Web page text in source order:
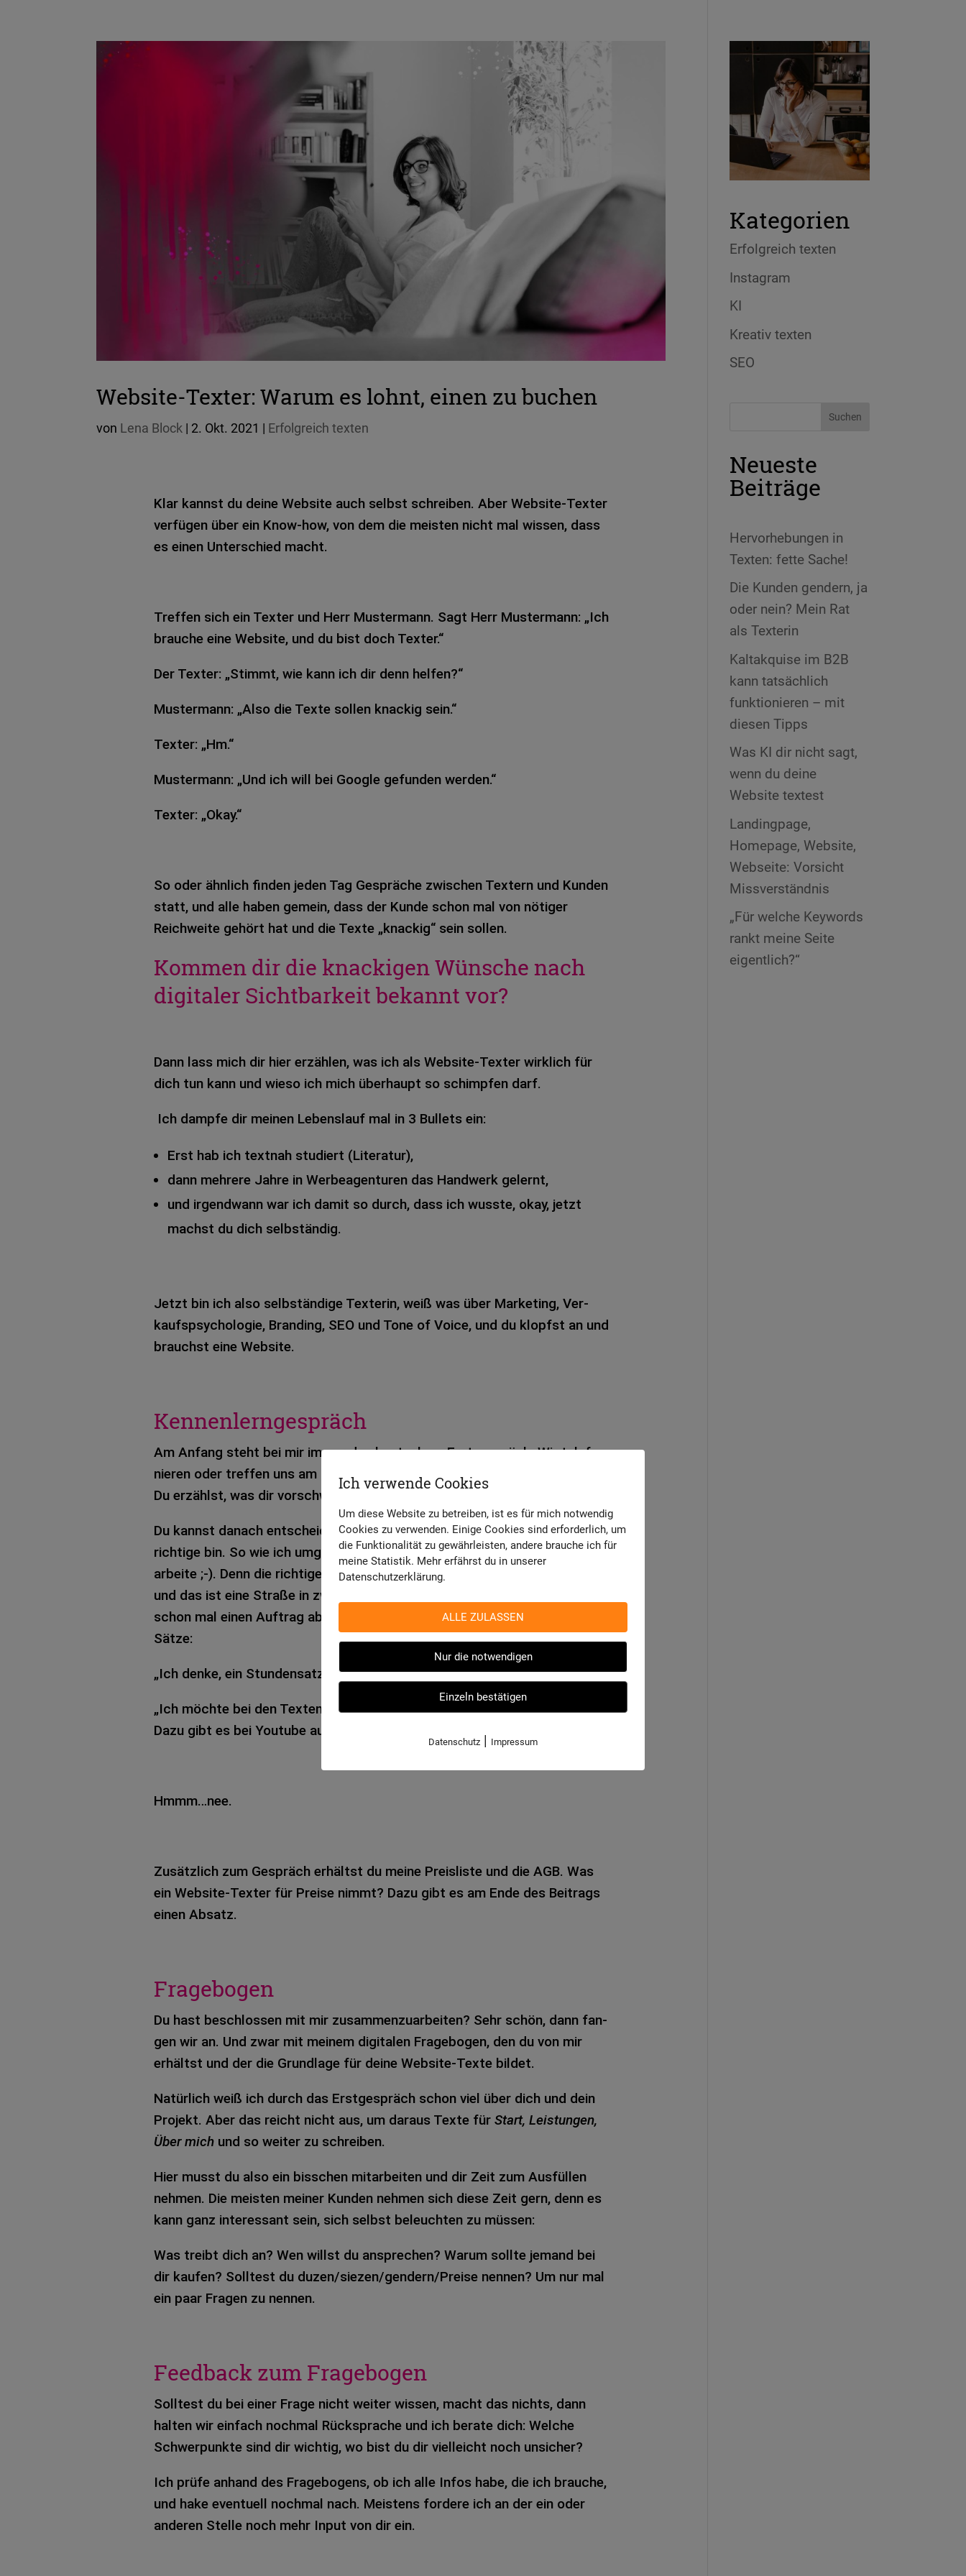
Website-Texter: Warum es lohnt, einen zu buchen
von Lena Block | 2. Okt. 2021 | Erfolgreich texten
Klar kannst du deine Web­site auch selbst schrei­ben. Aber Web­site-Tex­ter
ver­fü­gen über ein Know-how, von dem die meis­ten nicht mal wis­sen, dass
es einen Unter­schied macht.
Tref­fen sich ein Tex­ter und Herr Mus­ter­mann. Sagt Herr Mus­ter­mann: „Ich
brau­che eine Web­site, und du bist doch Tex­ter.“
Der Tex­ter: „Stimmt, wie kann ich dir denn hel­fen?“
Mus­ter­mann: „Also die Texte sol­len kna­ckig sein.“
Tex­ter: „Hm.“
Mus­ter­mann: „Und ich will bei Goog­le gefun­den wer­den.“
Tex­ter: „Okay.“
So oder ähn­lich fin­den jeden Tag Gesprä­che zwi­schen Tex­tern und Kun­den
statt, und alle haben gemein, dass der Kunde schon mal von nöti­ger
Reich­wei­te gehört hat und die Texte „kna­ckig“ sein sol­len.
Kommen dir die knackigen Wünsche nach
digitaler Sichtbarkeit bekannt vor?
Dann lass mich dir hier erzäh­len, was ich als Web­site-Tex­ter wirk­lich für
dich tun kann und wieso ich mich über­haupt so schimp­fen darf.
Ich damp­fe dir mei­nen Lebens­lauf mal in 3 Bul­lets ein:
Erst hab ich text­nah stu­diert (Lite­ra­tur),
dann meh­re­re Jahre in Wer­be­agen­tu­ren das Hand­werk gelernt,
und irgend­wann war ich damit so durch, dass ich wuss­te, okay, jetzt
machst du dich selb­stän­dig.
Jetzt bin ich also selb­stän­di­ge Tex­te­rin, weiß was über Mar­ke­ting, Ver­
kaufs­psy­cho­lo­gie, Bran­ding, SEO und Tone of Voice, und du klopfst an und
brauchst eine Web­site.
Kennenlerngespräch
Am Anfang steht bei mir immer das kos­ten­lo­se Erst­ge­spräch. Wir tele­fo­
nie­ren oder tref­fen uns am Bild­schirm und beschnup­pern uns ein biss­chen.
Du erzählst, was dir vor­schwebt, und ich sage dir, wie ich dir hel­fen kann.
Du kannst danach ent­schei­den, ob ich als Tex­ter für deine Web­site die
rich­ti­ge bin. So wie ich umge­kehrt ent­schei­de, ob ich mit dir zusam­men­zu­
ar­bei­te ;-). Denn die rich­ti­ge Che­mie und Wert­schät­zung sind mir wich­tig,
und das ist eine Stra­ße in zwei Rich­tun­gen. In sel­te­nen Fäl­len habe ich
schon mal einen Auf­trag abge­lehnt. Meist auf­grund sol­cher und ähn­li­cher
Sätze:
„Ich denke, ein Stun­den­satz für die Start­sei­te soll­te mal rei­chen.“
„Ich möch­te bei den Tex­ten, dass du die nach der xy-Metho­de schreibst.
Dazu gibt es bei You­tube auch eine Anlei­tung, hier der Link.“
Hmmm…nee.
Zusätz­lich zum Gespräch erhältst du meine Preis­lis­te und die AGB. Was
ein Web­site-Tex­ter für Prei­se nimmt? Dazu gibt es am Ende des Bei­trags
einen Absatz.
Fragebogen
Du hast beschlos­sen mit mir zusam­men­zu­ar­bei­ten? Sehr schön, dann fan­
gen wir an. Und zwar mit mei­nem digi­ta­len Fra­ge­bo­gen, den du von mir
erhältst und der die Grund­la­ge für deine Web­site-Texte bil­det.
Natür­lich weiß ich durch das Erst­ge­spräch schon viel über dich und dein
Pro­jekt. Aber das reicht nicht aus, um dar­aus Texte für Start, Leis­tun­gen,
Über mich und so wei­ter zu schrei­ben.
Hier musst du also ein biss­chen mit­ar­bei­ten und dir Zeit zum Aus­fül­len
neh­men. Die meis­ten mei­ner Kun­den neh­men sich diese Zeit gern, denn es
kann ganz inter­es­sant sein, sich selbst beleuch­ten zu müs­sen:
Was treibt dich an? Wen willst du anspre­chen? Warum soll­te jemand bei
dir kau­fen? Soll­test du duzen/siezen/gendern/Preise nen­nen? Um nur mal
ein paar Fra­gen zu nen­nen.
Feedback zum Fragebogen
Soll­test du bei einer Frage nicht wei­ter wis­sen, macht das nichts, dann
hal­ten wir ein­fach noch­mal Rück­spra­che und ich bera­te dich: Wel­che
Schwer­punk­te sind dir wich­tig, wo bist du dir viel­leicht noch unsi­cher?
Ich prüfe anhand des Fra­ge­bo­gens, ob ich alle Infos habe, die ich brau­che,
und hake even­tu­ell noch­mal nach. Meis­tens for­de­re ich an der ein oder
ande­ren Stel­le noch mehr Input von dir ein.
Kategorien
Erfolgreich texten
Instagram
KI
Kreativ texten
SEO
Neueste
Beiträge
Hervorhebungen in
Texten: fette Sache!
Die Kunden gendern, ja
oder nein? Mein Rat
als Texterin
Kaltakquise im B2B
kann tatsächlich
funktionieren – mit
diesen Tipps
Was KI dir nicht sagt,
wenn du deine
Website textest
Landingpage,
Homepage, Website,
Webseite: Vorsicht
Missverständnis
„Für welche Keywords
rankt meine Seite
eigentlich?“
Ich verwende Cookies
Um diese Website zu betreiben, ist es für mich notwendig
Cookies zu verwenden. Einige Cookies sind erforderlich, um
die Funktionalität zu gewährleisten, andere brauche ich für
meine Statistik. Mehr erfährst du in unserer
Datenschutzerklärung.
ALLE ZULASSEN
Nur die notwendigen
Einzeln bestätigen
Datenschutz | Impressum